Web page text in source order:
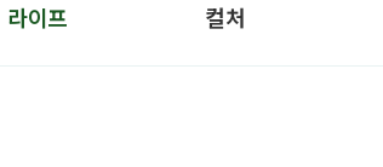
라이프 컬처